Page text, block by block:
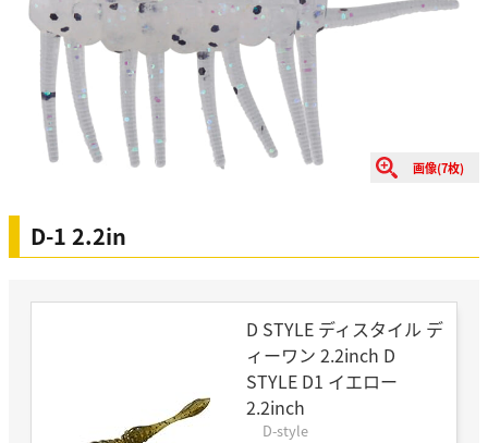
画像(7枚)
D-1 2.2in
D STYLE ディスタイル デ
ィーワン 2.2inch D
STYLE D1 イエロー
2.2inch
D-style